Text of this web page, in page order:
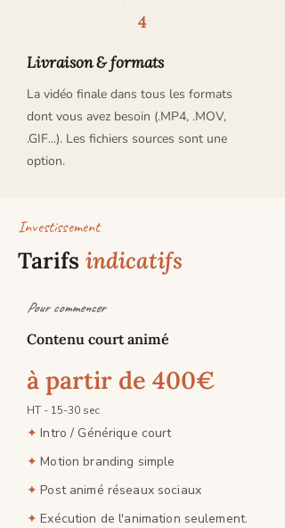
4
Livraison & formats
La vidéo finale dans tous les formats
dont vous avez besoin (.MP4, .MOV,
.GIF...). Les fichiers sources sont une
option.
Investissement
Tarifs indicatifs
Pour commencer
Contenu court animé
à partir de 400€
HT - 15-30 sec
✦ Intro / Générique court
✦ Motion branding simple
✦ Post animé réseaux sociaux
✦ Exécution de l'animation seulement.